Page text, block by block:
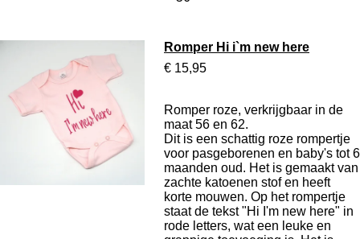
Romper Hi i`m new here
€ 15,95
Romper roze, verkrijgbaar in de
maat 56 en 62.
Dit is een schattig roze rompertje
voor pasgeborenen en baby's tot 6
maanden oud. Het is gemaakt van
zachte katoenen stof en heeft
korte mouwen. Op het rompertje
staat de tekst "Hi I'm new here" in
rode letters, wat een leuke en